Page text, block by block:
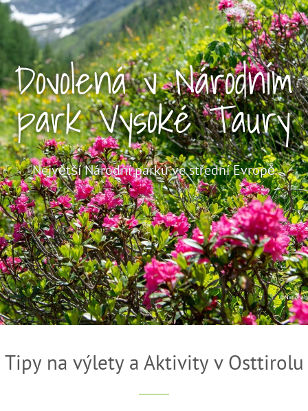
Dovolená v Národním
park Vysoké Taury
Největší Národní parku ve střední Evropě
Tipy na výlety a Aktivity v Osttirolu